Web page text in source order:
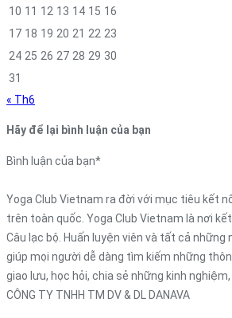
10 11 12 13 14 15 16
17 18 19 20 21 22 23
24 25 26 27 28 29 30
31
« Th6
Hãy để lại bình luận của bạn
Bình luận của bạn*
Yoga Club Vietnam ra đời với mục tiêu kết
trên toàn quốc. Yoga Club Vietnam là nơi
Câu lạc bộ. Huấn luyện viên và tất cả những
giúp mọi người dễ dàng tìm kiếm những
giao lưu, học hỏi, chia sẻ những kinh
CÔNG TY TNHH TM DV & DL DANAVA